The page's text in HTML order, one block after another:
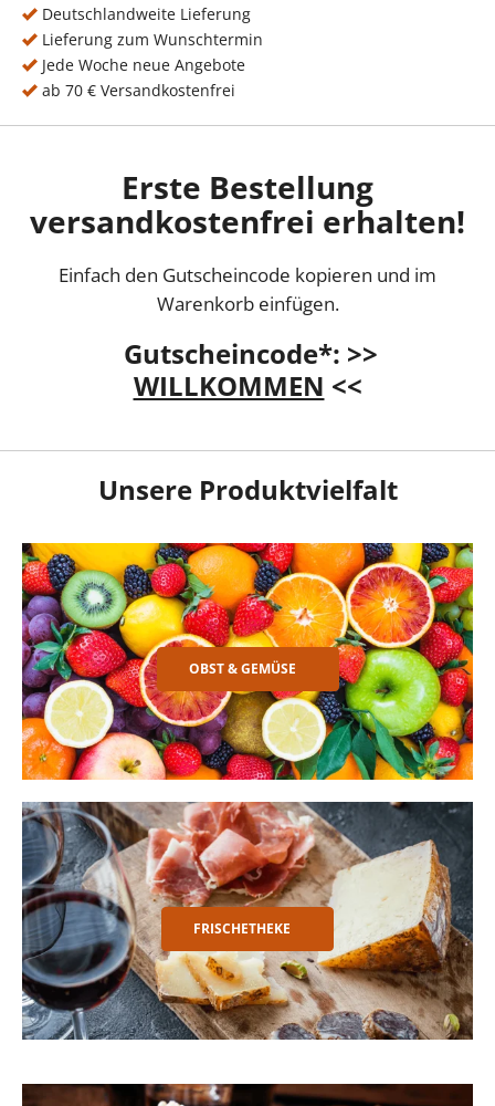
Deutschlandweite Lieferung
Lieferung zum Wunschtermin
Jede Woche neue Angebote
ab 70 € Versandkostenfrei
Erste Bestellung
versandkostenfrei erhalten!
Einfach den Gutscheincode kopieren und im
Warenkorb einfügen.
Gutscheincode*: >>
WILLKOMMEN <<
Unsere Produktvielfalt
OBST & GEMÜSE
FRISCHETHEKE